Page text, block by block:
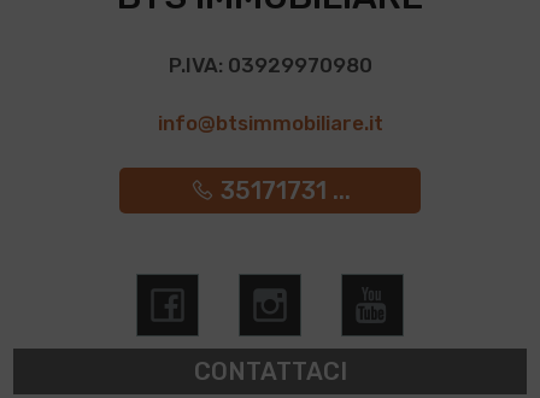
P.IVA: 03929970980
info@btsimmobiliare.it
35171731 ...
CONTATTACI